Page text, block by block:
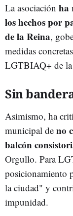
La asociación ha
los hechos por
de la Reina,
medidas
LGTBIAQ+ de
Sin
Asimismo, ha
municipal de no
balcón
Orgullo. Para
posicionamiento
la ciudad" y
impunidad.